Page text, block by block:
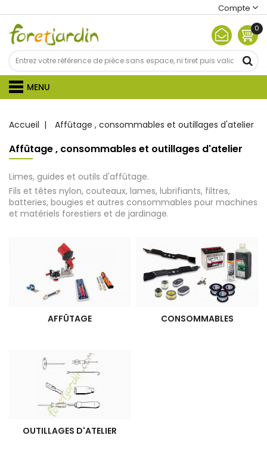
Compte
0
MENU
Accueil Affûtage , consommables et outillages d'atelier
Affûtage , consommables et outillages d'atelier
Limes, guides et outils d'affûtage.
Fils et têtes nylon, couteaux, lames, lubrifiants, filtres,
batteries, bougies et autres consommables pour machines
et matériels forestiers et de jardinage.
AFFÛTAGE CONSOMMABLES
OUTILLAGES D'ATELIER